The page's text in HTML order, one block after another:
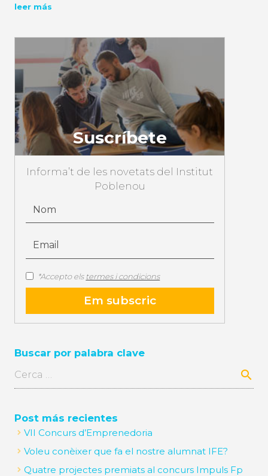
leer más
Suscríbete
Informa’t de les novetats del Institut
Poblenou
*Accepto els termes i condicions
Buscar por palabra clave
Cerca:
Post más recientes
VII Concurs d’Emprenedoria
Voleu conèixer que fa el nostre alumnat IFE?
Quatre projectes premiats al concurs Impuls Fp